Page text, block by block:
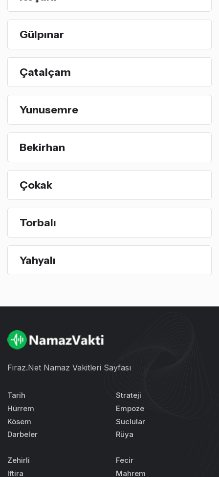
Gülpınar
Çatalçam
Yunusemre
Bekirhan
Çokak
Torbalı
Yahyalı
Firaz.Net Namaz Vakitleri Sayfası
Tarih
Hürrem
Kösem
Darbeler
Strateji
Empoze
Suclular
Rüya
Zehirli
Iftira
Fecir
Mahrem